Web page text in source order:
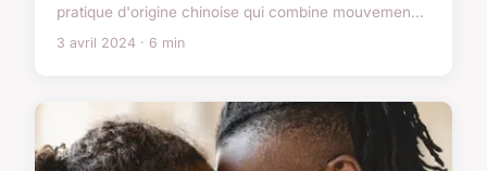
pratique d'origine chinoise qui combine mouvemen...
3 avril 2024 · 6 min